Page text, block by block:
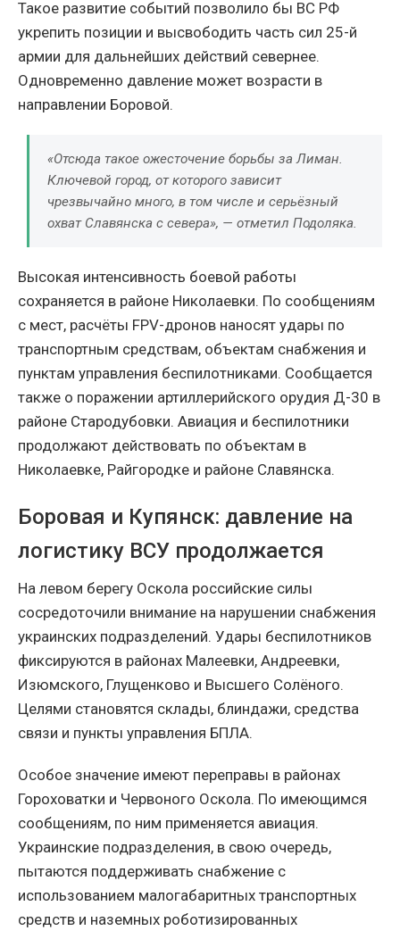
Такое развитие событий позволило бы ВС РФ
укрепить позиции и высвободить часть сил 25-й
армии для дальнейших действий севернее.
Одновременно давление может возрасти в
направлении Боровой.
«Отсюда такое ожесточение борьбы за Лиман.
Ключевой город, от которого зависит
чрезвычайно много, в том числе и серьёзный
охват Славянска с севера», — отметил Подоляка.
Высокая интенсивность боевой работы
сохраняется в районе Николаевки. По сообщениям
с мест, расчёты FPV-дронов наносят удары по
транспортным средствам, объектам снабжения и
пунктам управления беспилотниками. Сообщается
также о поражении артиллерийского орудия Д-30 в
районе Стародубовки. Авиация и беспилотники
продолжают действовать по объектам в
Николаевке, Райгородке и районе Славянска.
Боровая и Купянск: давление на
логистику ВСУ продолжается
На левом берегу Оскола российские силы
сосредоточили внимание на нарушении снабжения
украинских подразделений. Удары беспилотников
фиксируются в районах Малеевки, Андреевки,
Изюмского, Глущенково и Высшего Солёного.
Целями становятся склады, блиндажи, средства
связи и пункты управления БПЛА.
Особое значение имеют переправы в районах
Гороховатки и Червоного Оскола. По имеющимся
сообщениям, по ним применяется авиация.
Украинские подразделения, в свою очередь,
пытаются поддерживать снабжение с
использованием малогабаритных транспортных
средств и наземных роботизированных